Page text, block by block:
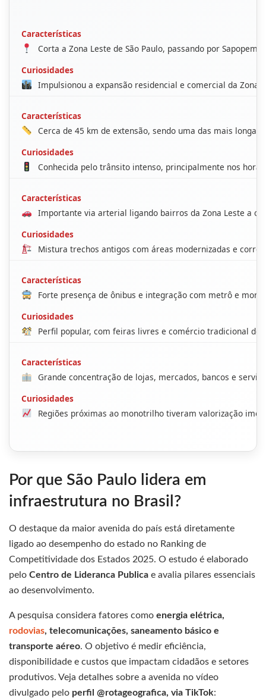
Corta a Zona Leste de São Paulo, passando por
Impulsionou a expansão residencial e comercial da Zona
Cerca de 45 km de extensão, sendo uma das mais longas
Conhecida pelo trânsito intenso, principalmente nos
Importante via arterial ligando bairros da Zona Leste a
Mistura trechos antigos com áreas modernizadas e
Forte presença de ônibus e integração com metrô e
Perfil popular, com feiras livres e comércio tradicional de
Grande concentração de lojas, mercados, bancos e
Regiões próximas ao monotrilho tiveram valorização
Por que São Paulo lidera em
infraestrutura no Brasil?
O destaque da maior avenida do país está diretamente
ligado ao desempenho do estado no Ranking de
Competitividade dos Estados 2025. O estudo é elaborado
pelo Centro de Lideranca Publica e avalia pilares essenciais
ao desenvolvimento.
A pesquisa considera fatores como energia elétrica,
rodovias, telecomunicações, saneamento básico e
transporte aéreo. O objetivo é medir eficiência,
disponibilidade e custos que impactam cidadãos e setores
produtivos. Veja detalhes sobre a avenida no vídeo
divulgado pelo perfil @rotageografica, via TikTok: